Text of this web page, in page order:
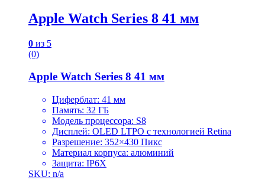
Apple Watch Series 8 41 мм
0 из 5
(0)
Apple Watch Series 8 41 мм
Циферблат: 41 мм
Память: 32 ГБ
Модель процессора: S8
Дисплей: OLED LTPO с технологией Retina
Разрешение: 352×430 Пикс
Материал корпуса: алюминий
Защита: IP6X
SKU: n/a